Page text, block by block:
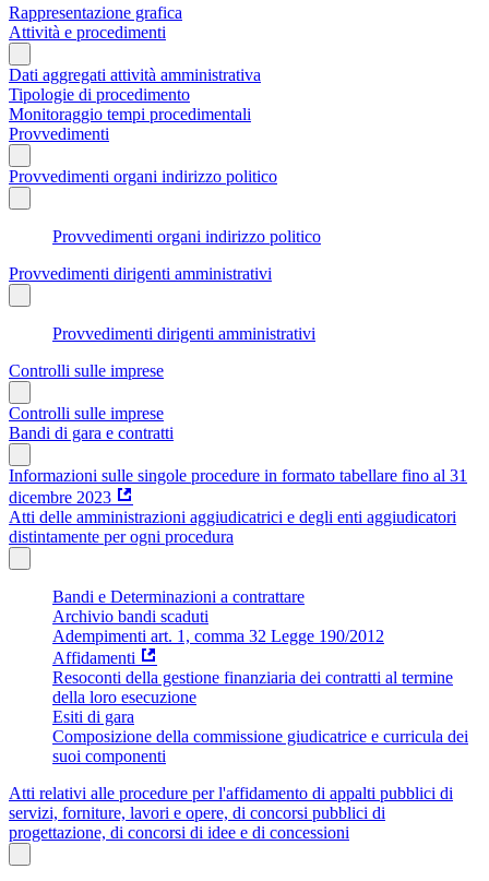
Rappresentazione grafica
Attività e procedimenti
Dati aggregati attività amministrativa
Tipologie di procedimento
Monitoraggio tempi procedimentali
Provvedimenti
Provvedimenti organi indirizzo politico
Provvedimenti organi indirizzo politico
Provvedimenti dirigenti amministrativi
Provvedimenti dirigenti amministrativi
Controlli sulle imprese
Controlli sulle imprese
Bandi di gara e contratti
Informazioni sulle singole procedure in formato tabellare fino al 31
dicembre 2023
Atti delle amministrazioni aggiudicatrici e degli enti aggiudicatori
distintamente per ogni procedura
Bandi e Determinazioni a contrattare
Archivio bandi scaduti
Adempimenti art. 1, comma 32 Legge 190/2012
Affidamenti
Resoconti della gestione finanziaria dei contratti al termine
della loro esecuzione
Esiti di gara
Composizione della commissione giudicatrice e curricula dei
suoi componenti
Atti relativi alle procedure per l'affidamento di appalti pubblici di
servizi, forniture, lavori e opere, di concorsi pubblici di
progettazione, di concorsi di idee e di concessioni